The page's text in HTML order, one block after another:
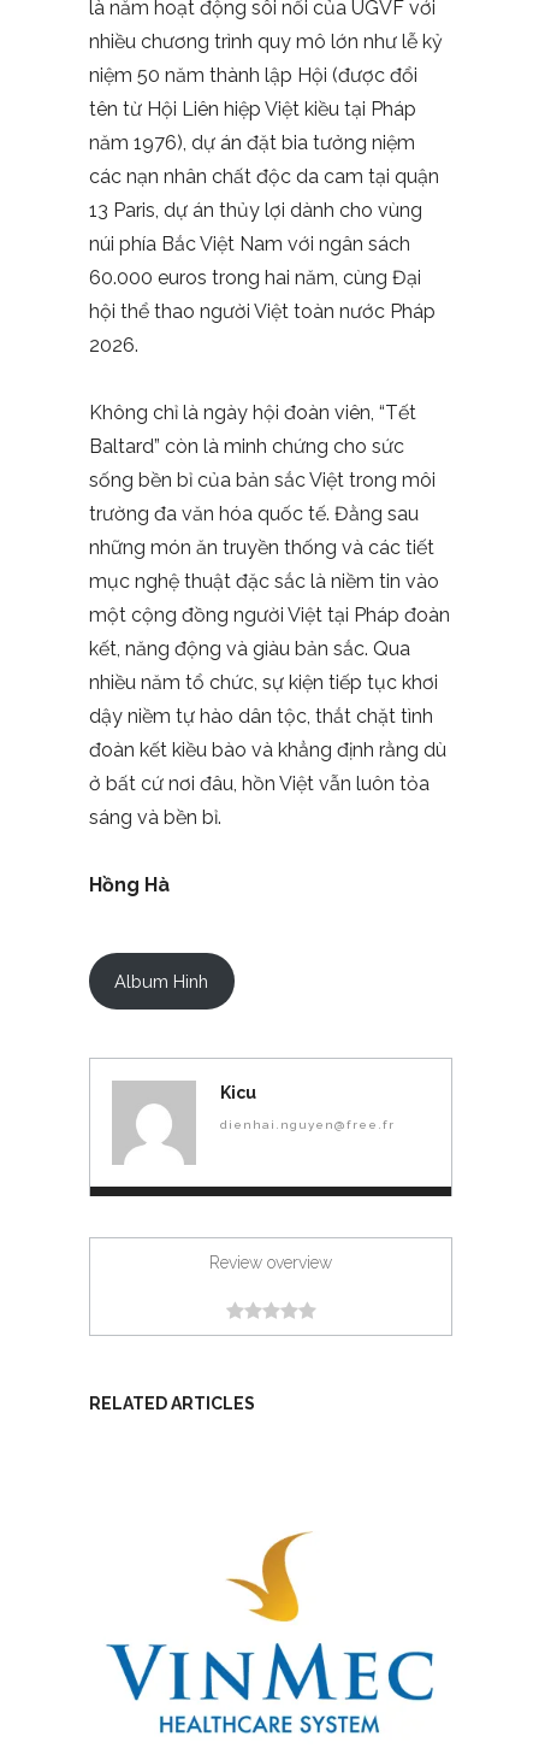
là năm hoạt động sôi nổi của UGVF với
nhiều chương trình quy mô lớn như lễ kỷ
niệm 50 năm thành lập Hội (được đổi
tên từ Hội Liên hiệp Việt kiều tại Pháp
năm 1976), dự án đặt bia tưởng niệm
các nạn nhân chất độc da cam tại quận
13 Paris, dự án thủy lợi dành cho vùng
núi phía Bắc Việt Nam với ngân sách
60.000 euros trong hai năm, cùng Đại
hội thể thao người Việt toàn nước Pháp
2026.
Không chỉ là ngày hội đoàn viên, “Tết
Baltard” còn là minh chứng cho sức
sống bền bỉ của bản sắc Việt trong môi
trường đa văn hóa quốc tế. Đằng sau
những món ăn truyền thống và các tiết
mục nghệ thuật đặc sắc là niềm tin vào
một cộng đồng người Việt tại Pháp đoàn
kết, năng động và giàu bản sắc. Qua
nhiều năm tổ chức, sự kiện tiếp tục khơi
dậy niềm tự hào dân tộc, thắt chặt tình
đoàn kết kiều bào và khẳng định rằng dù
ở bất cứ nơi đâu, hồn Việt vẫn luôn tỏa
sáng và bền bỉ.
Hồng Hà
Album Hinh
Kicu
dienhai.nguyen@free.fr
Review overview
RELATED ARTICLES